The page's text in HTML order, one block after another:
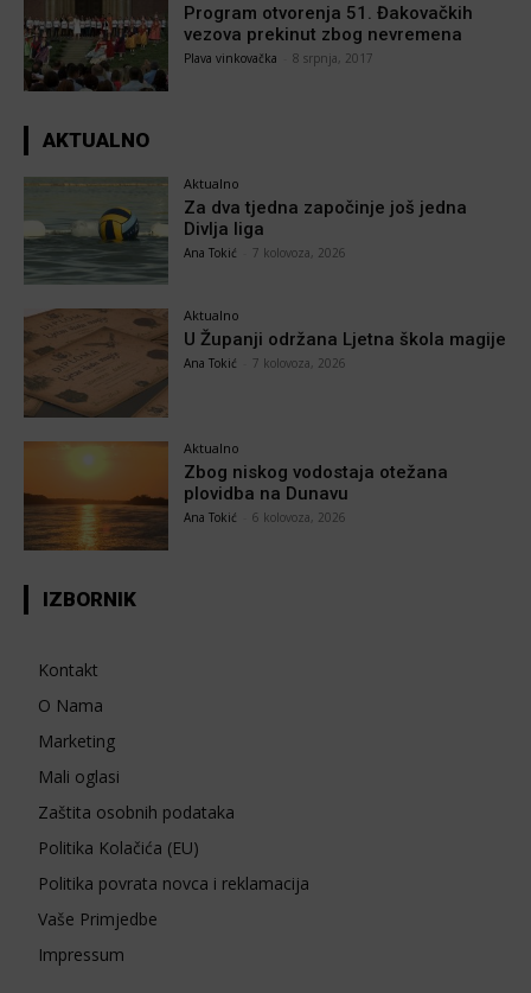
Program otvorenja 51. Đakovačkih
vezova prekinut zbog nevremena
Plava vinkovačka 8 srpnja, 2017
AKTUALNO
Aktualno
Za dva tjedna započinje još jedna
Divlja liga
Ana Tokić 7 kolovoza, 2026
Aktualno
U Županji održana Ljetna škola magije
Ana Tokić 7 kolovoza, 2026
Aktualno
Zbog niskog vodostaja otežana
plovidba na Dunavu
Ana Tokić 6 kolovoza, 2026
IZBORNIK
Kontakt
O Nama
Marketing
Mali oglasi
Zaštita osobnih podataka
Politika Kolačića (EU)
Politika povrata novca i reklamacija
Vaše Primjedbe
Impressum